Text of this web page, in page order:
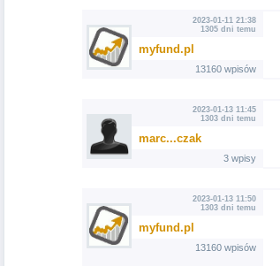
2023-01-11 21:38
1305 dni temu
myfund.pl
13160 wpisów
2023-01-13 11:45
1303 dni temu
marc...czak
3 wpisy
2023-01-13 11:50
1303 dni temu
myfund.pl
13160 wpisów